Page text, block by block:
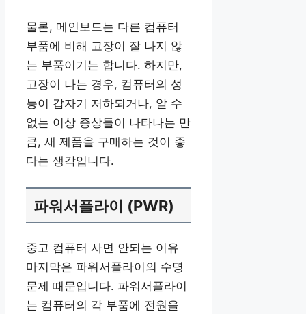
물론, 메인보드는 다른 컴퓨터
부품에 비해 고장이 잘 나지 않
는 부품이기는 합니다. 하지만,
고장이 나는 경우, 컴퓨터의 성
능이 갑자기 저하되거나, 알 수
없는 이상 증상들이 나타나는 만
큼, 새 제품을 구매하는 것이 좋
다는 생각입니다.
파워서플라이 (PWR)
중고 컴퓨터 사면 안되는 이유
마지막은 파워서플라이의 수명
문제 때문입니다. 파워서플라이
는 컴퓨터의 각 부품에 전원을